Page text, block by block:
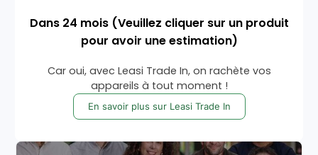
Dans 24 mois (Veuillez cliquer sur un produit
pour avoir une estimation)
Car oui, avec Leasi Trade In, on rachète vos
appareils à tout moment !
En savoir plus sur Leasi Trade In